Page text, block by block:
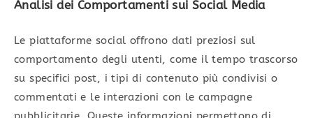
Analisi dei Comportamenti sui Social Media
Le piattaforme social offrono dati preziosi sul
comportamento degli utenti, come il tempo trascorso
su specifici post, i tipi di contenuto più condivisi o
commentati e le interazioni con le campagne